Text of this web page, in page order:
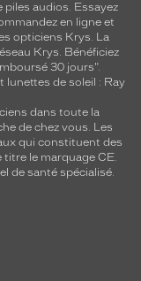
piles audios. Essayez
en ligne et
opticiens Krys. La
Krys. Bénéficiez
30 jours".
lunettes de soleil : Ray
dans toute la
de chez vous. Les
qui constituent des
le marquage CE.
de santé spécialisé.